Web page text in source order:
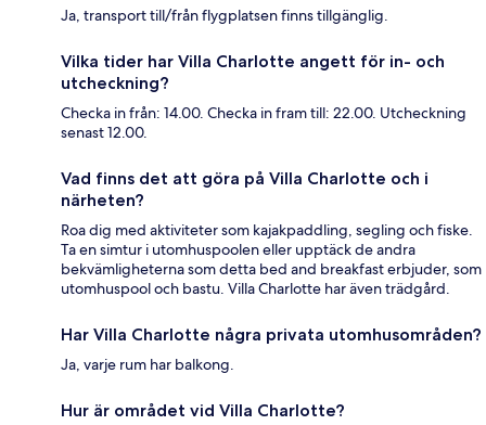
Ja, transport till/från flygplatsen finns tillgänglig.
Vilka tider har Villa Charlotte angett för in- och
utcheckning?
Checka in från: 14.00. Checka in fram till: 22.00. Utcheckning
senast 12.00.
Vad finns det att göra på Villa Charlotte och i
närheten?
Roa dig med aktiviteter som kajakpaddling, segling och fiske.
Ta en simtur i utomhuspoolen eller upptäck de andra
bekvämligheterna som detta bed and breakfast erbjuder, som
utomhuspool och bastu. Villa Charlotte har även trädgård.
Har Villa Charlotte några privata utomhusområden?
Ja, varje rum har balkong.
Hur är området vid Villa Charlotte?